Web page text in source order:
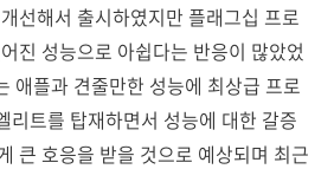
선해서 출시하였지만 플래그십 프로
진 성능으로 아쉽다는 반응이 많았었
애플과 견줄만한 성능에 최상급 프로
리트를 탑재하면서 성능에 대한 갈증
큰 호응을 받을 것으로 예상되며 최근